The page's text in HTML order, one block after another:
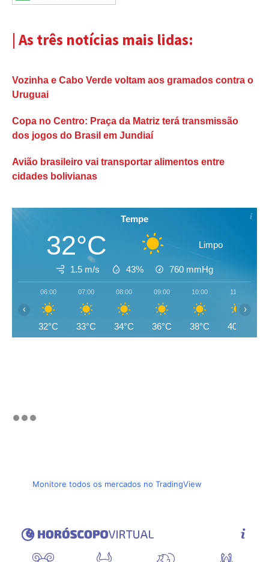
| As três notícias mais lidas:
Vozinha e Cabo Verde voltam aos gramados contra o
Uruguai
Copa no Centro: Praça da Matriz terá transmissão
dos jogos do Brasil em Jundiaí
Avião brasileiro vai transportar alimentos entre
cidades bolivianas
Tempe
32°C Limpo
1.5 m/s 43% 760 mmHg
06:00
32°C
07:00
33°C
08:00
34°C
09:00
36°C
10:00
38°C
11:00
40°C
‹ ›
Monitore todos os mercados no TradingView